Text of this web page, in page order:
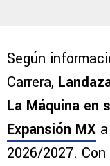
Según
Carrera,
La Máquina en
Expansión MX
2026/2027.